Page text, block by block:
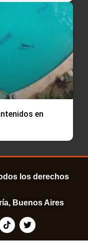
en
los derechos
Buenos Aires